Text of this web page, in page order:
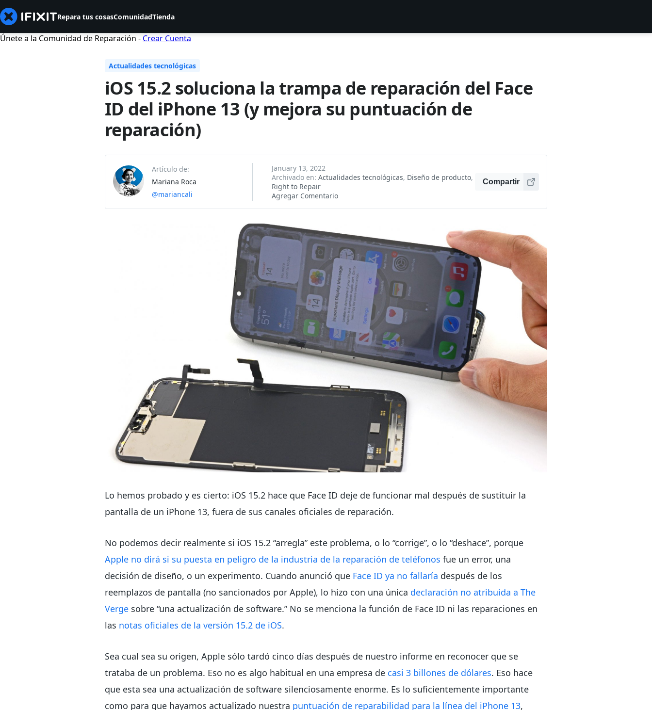
Repara tus cosasComunidadTienda
Únete a la Comunidad de Reparación - Crear Cuenta
Actualidades tecnológicas
iOS 15.2 soluciona la trampa de reparación del Face
ID del iPhone 13 (y mejora su puntuación de
reparación)
Artículo de:
Mariana Roca
@mariancali
January 13, 2022
Archivado en: Actualidades tecnológicas, Diseño de producto,
Right to Repair
Agregar Comentario
Compartir
Lo hemos probado y es cierto: iOS 15.2 hace que Face ID deje de funcionar mal después de sustituir la
pantalla de un iPhone 13, fuera de sus canales oficiales de reparación.
No podemos decir realmente si iOS 15.2 “arregla” este problema, o lo “corrige”, o lo “deshace”, porque
Apple no dirá si su puesta en peligro de la industria de la reparación de teléfonos fue un error, una
decisión de diseño, o un experimento. Cuando anunció que Face ID ya no fallaría después de los
reemplazos de pantalla (no sancionados por Apple), lo hizo con una única declaración no atribuida a The
Verge sobre “una actualización de software.” No se menciona la función de Face ID ni las reparaciones en
las notas oficiales de la versión 15.2 de iOS.
Sea cual sea su origen, Apple sólo tardó cinco días después de nuestro informe en reconocer que se
trataba de un problema. Eso no es algo habitual en una empresa de casi 3 billones de dólares. Eso hace
que esta sea una actualización de software silenciosamente enorme. Es lo suficientemente importante
como para que hayamos actualizado nuestra puntuación de reparabilidad para la línea del iPhone 13,